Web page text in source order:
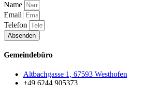
Name
Email
Telefon
Absenden
Gemeindebüro
Altbachgasse 1, 67593 Westhofen
+49 6244 905373